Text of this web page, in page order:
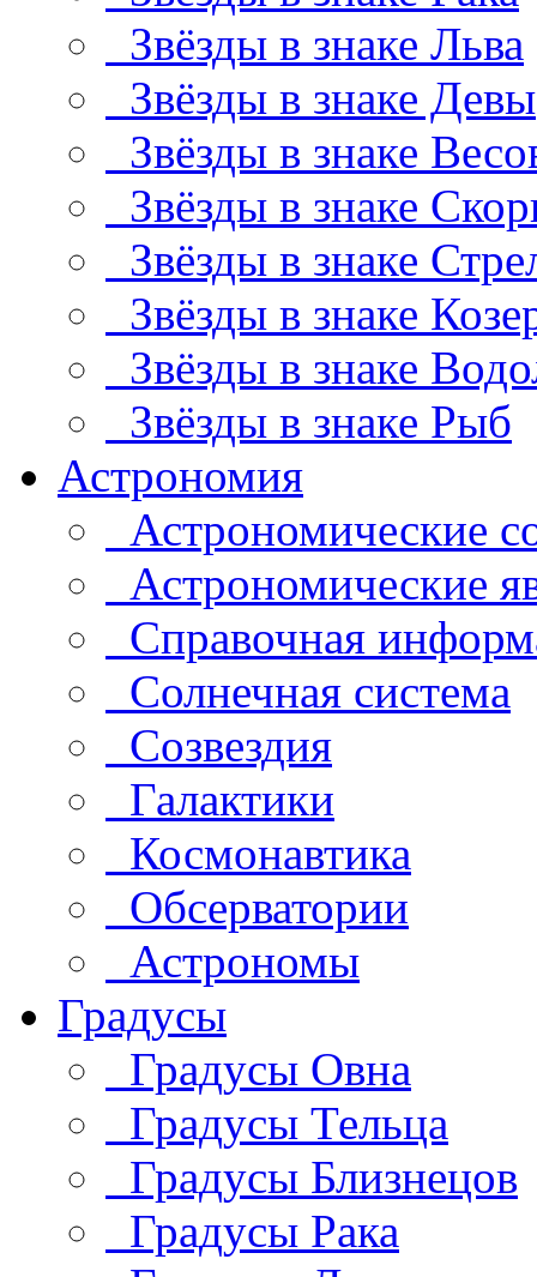
Звёзды в знаке Льва
Звёзды в знаке Девы
Звёзды в знаке
Звёзды в знаке
Звёзды в знаке
Звёзды в знаке
Звёзды в знаке
Звёзды в знаке Рыб
Астрономия
Астрономические
Астрономические
Справочная
Солнечная система
Созвездия
Галактики
Космонавтика
Обсерватории
Астрономы
Градусы
Градусы Овна
Градусы Тельца
Градусы Близнецов
Градусы Рака